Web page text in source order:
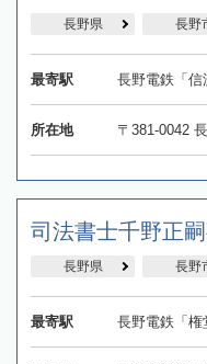
長野県 長野
最寄駅 長野電鉄「信
所在地 〒381-0042
司法書士千野正
長野県 長野
最寄駅 長野電鉄「権